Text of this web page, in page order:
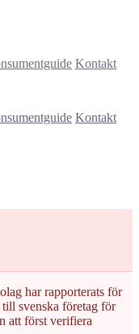
Kontakt
Kontakt
har rapporterats för
svenska företag för
att först verifiera